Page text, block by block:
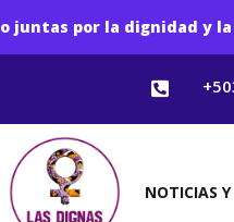
juntas por la dignidad y

NOTICIAS